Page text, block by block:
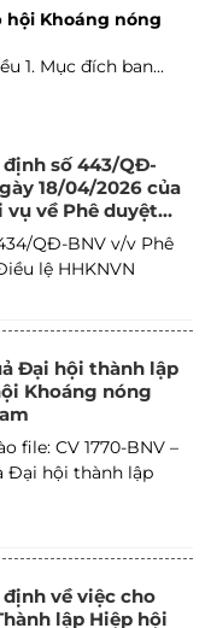
hội Khoáng nóng
1. Mục đích ban...
số 443/QĐ-
18/04/2026 của
vụ về Phê duyệt
Hiệp hội Khoáng
Nam
QĐ-BNV v/v Phê
lệ HHKNVN
Đại hội thành lập
Khoáng nóng
file: CV 1770-BNV –
Đại hội thành lập
về việc cho
lập Hiệp hội